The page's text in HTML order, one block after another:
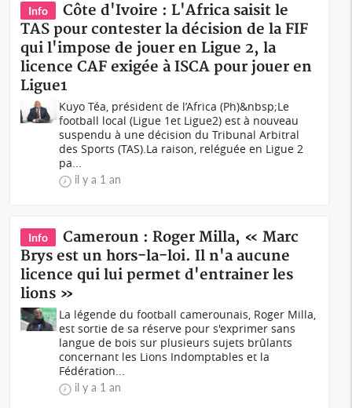
Info
Côte d'Ivoire : L'Africa saisit le
TAS pour contester la décision de la FIF
qui l'impose de jouer en Ligue 2, la
licence CAF exigée à ISCA pour jouer en
Ligue1
Kuyo Téa, président de l’Africa (Ph)&nbsp;Le
football local (Ligue 1et Ligue2) est à nouveau
suspendu à une décision du Tribunal Arbitral
des Sports (TAS).La raison, reléguée en Ligue 2
pa...
il y a 1 an
Info
Cameroun : Roger Milla, « Marc
Brys est un hors-la-loi. Il n'a aucune
licence qui lui permet d'entrainer les
lions »
La légende du football camerounais, Roger Milla,
est sortie de sa réserve pour s'exprimer sans
langue de bois sur plusieurs sujets brûlants
concernant les Lions Indomptables et la
Fédération...
il y a 1 an